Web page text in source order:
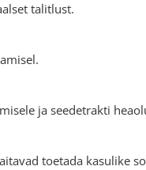
talitlust.
ja seedetrakti
toetada kasulike